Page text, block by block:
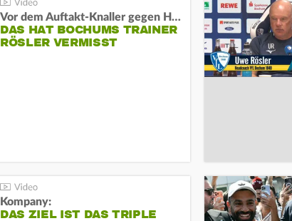
Vor dem Auftakt-Knaller gegen Hertha:
DAS HAT BOCHUMS TRAINER
RÖSLER VERMISST
Kompany:
DAS ZIEL IST DAS TRIPLE